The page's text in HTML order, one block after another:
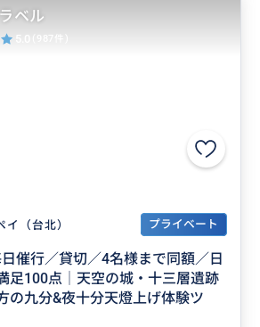
イ（台北） プライベート
催行／貸切／4名様まで同額／日
足100点│天空の城・十三層遺跡
の九分&夜十分天燈上げ体験ツ
ベル
5.0 (987件)